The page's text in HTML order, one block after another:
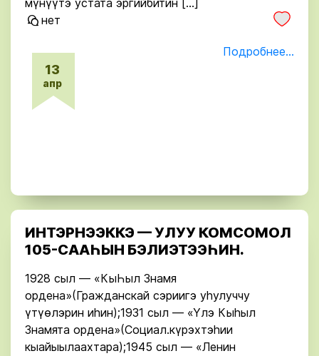
13
апр
мүнүүтэ устата эргийбитин […]
нет
Подробнее...
ИНТЭРНЭЭККЭ — УЛУУ КОМСОМОЛ
105-СААҺЫН БЭЛИЭТЭЭҺИН.
1928 сыл — «КыҺыл Знамя
ордена»(Гражданскай сэриигэ уһулуччу
үтүөлэрин иһин);1931 сыл — «Үлэ Кыһыл
Знамята ордена»(Социал.күрэхтэһии
кыайыылаахтара);1945 сыл — «Ленин